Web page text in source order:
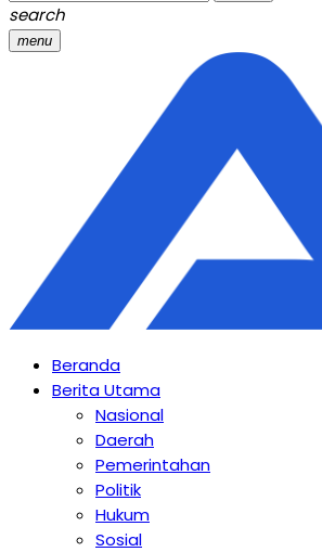
search
menu
Beranda
Berita Utama
Nasional
Daerah
Pemerintahan
Politik
Hukum
Sosial